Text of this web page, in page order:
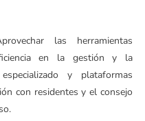
las herramientas
en la gestión y la
y plataformas
con residentes y el consejo